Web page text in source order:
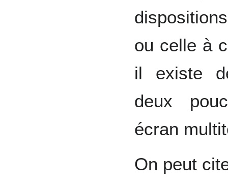
ou celle à
il existe
deux
écran
On peut